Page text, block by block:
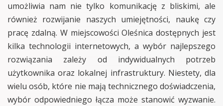
umożliwia nam nie tylko komunikację z bliskimi, ale
również rozwijanie naszych umiejętności, naukę czy
pracę zdalną. W miejscowości Oleśnica dostępnych jest
kilka technologii internetowych, a wybór najlepszego
rozwiązania zależy od indywidualnych potrzeb
użytkownika oraz lokalnej infrastruktury. Niestety, dla
wielu osób, które nie mają technicznego doświadczenia,
wybór odpowiedniego łącza może stanowić wyzwanie.